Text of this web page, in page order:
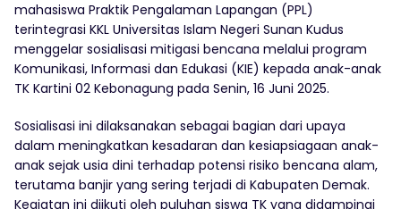
mahasiswa Praktik Pengalaman Lapangan (PPL)
terintegrasi KKL Universitas Islam Negeri Sunan Kudus
menggelar sosialisasi mitigasi bencana melalui program
Komunikasi, Informasi dan Edukasi (KIE) kepada anak-anak
TK Kartini 02 Kebonagung pada Senin, 16 Juni 2025.
Sosialisasi ini dilaksanakan sebagai bagian dari upaya
dalam meningkatkan kesadaran dan kesiapsiagaan anak-
anak sejak usia dini terhadap potensi risiko bencana alam,
terutama banjir yang sering terjadi di Kabupaten Demak.
Kegiatan ini diikuti oleh puluhan siswa TK yang didampingi